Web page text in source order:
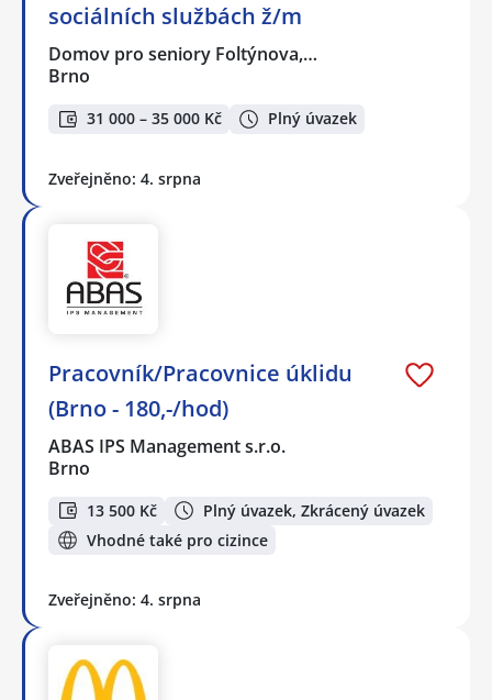
sociálních službách ž/m
Domov pro seniory Foltýnova,…
Brno
31 000 – 35 000 Kč Plný úvazek
Zveřejněno: 4. srpna
Pracovník/Pracovnice úklidu
(Brno - 180,-/hod)
ABAS IPS Management s.r.o.
Brno
13 500 Kč
Plný úvazek, Zkrácený úvazek
Vhodné také pro cizince
Zveřejněno: 4. srpna